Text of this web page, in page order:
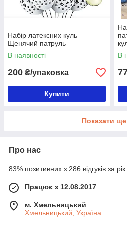
Набір латексних куль
Щенячий патруль
В наявності
200 ₴/упаковка
Купити
В
Показати ще
Про нас
83% позитивних з 286 відгуків за рік
Працює з 12.08.2017
м. Хмельницький
Хмельницький, Україна